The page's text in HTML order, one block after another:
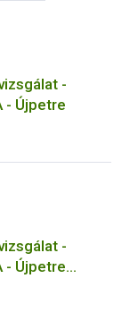
-
- Újpetre
-
- Újpetre